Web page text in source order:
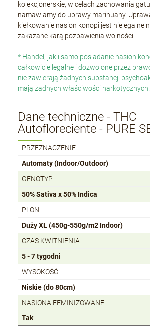
kolekcjonerskie, w celach zachowania
namawiamy do uprawy marihuany.
kiełkowanie nasion konopi jest nielegalne
zakazane karą pozbawienia wolności.
* Handel, jak i samo posiadanie nasion
całkowicie legalne i dozwolone przez
nie zawierają żadnych substancji
mają żadnych właściwości narkotycznych.
Dane techniczne - THC
Autofloreciente - PURE
PRZEZNACZENIE
Automaty (Indoor/Outdoor)
GENOTYP
50% Sativa x 50% Indica
PLON
Duży XL (450g-550g/m2 Indoor)
CZAS KWITNIENIA
5 - 7 tygodni
WYSOKOŚĆ
Niskie (do 80cm)
NASIONA FEMINIZOWANE
Tak